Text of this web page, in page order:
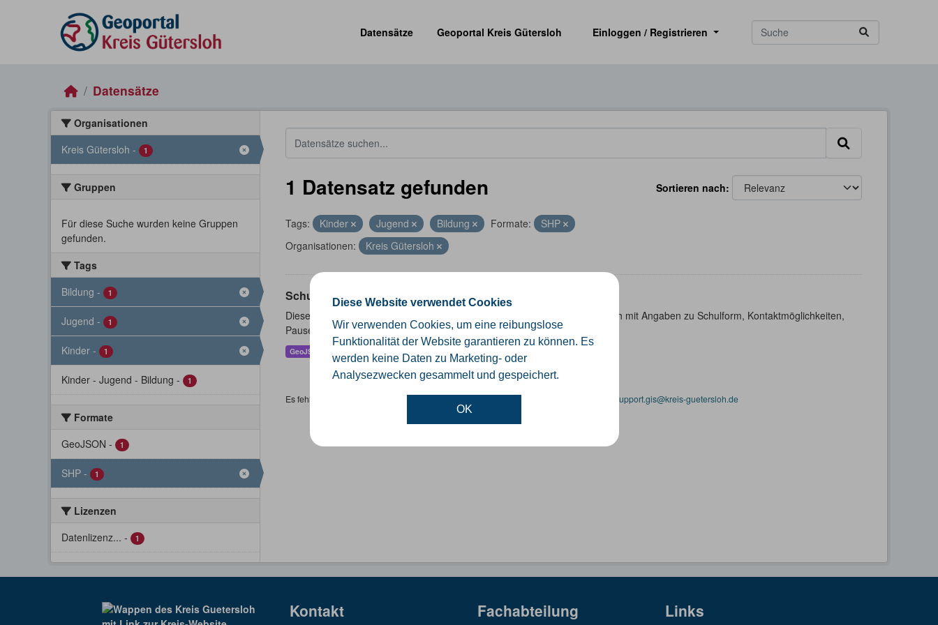
Diese Website verwendet Cookies
Wir verwenden Cookies, um eine reibungslose
Funktionalität der Website garantieren zu können. Es
werden keine Daten zu Marketing- oder
Analysezwecken gesammelt und gespeichert.
OK
Datensätze
Geoportal Kreis Gütersloh Einloggen / Registrieren
Datensätze
Organisationen
Kreis Gütersloh - 1
Gruppen
Für diese Suche wurden keine Gruppen
gefunden.
Tags
Bildung - 1
Jugend - 1
Kinder - 1
Kinder - Jugend - Bildung - 1
Formate
GeoJSON - 1
SHP - 1
Lizenzen
Datenlizenz... - 1
Sortieren nach
1 Datensatz gefunden
Tags: Kinder Jugend Bildung Formate:
SHP
Organisationen:
Kreis Gütersloh
Schulen
Dieser Datensatz beinhaltet eine Darstellung der Schulen im Kreis Gütersloh mit Angaben zu Schulform, Kontaktmöglichkeiten,
Pausenzeiten und Schulträger.
GeoJSON
Es fehlen spezifische Datensätze? Wenden Sie sich bitte an einen Administrator unter: support.gis@kreis-guetersloh.de
Kontakt Fachabteilung Links